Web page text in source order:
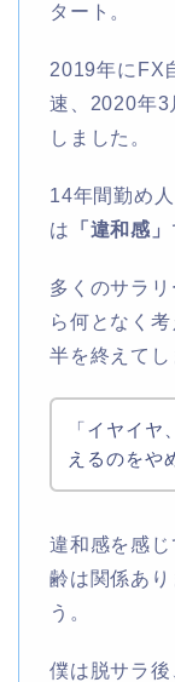
タート。
2019年にFX
速、2020年3
しました。
14年間勤め
は
「違和感」
多くのサラ
ら何となく
半を終えてし
「イヤイ
えるのをや
違和感を感
齢は関係あ
う。
僕は脱サラ後